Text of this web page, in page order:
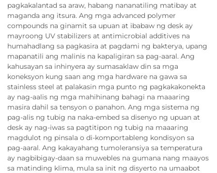
pagkakalantad sa araw, habang nananatiling matibay at
maganda ang itsura. Ang mga advanced polymer
compounds na ginamit sa upuan at ibabaw ng desk ay
mayroong UV stabilizers at antimicrobial additives na
humahadlang sa pagkasira at pagdami ng bakterya, upang
mapanatili ang malinis na kapaligiran sa pag-aaral. Ang
kahusayan sa inhinyera ay sumasaklaw din sa mga
koneksyon kung saan ang mga hardware na gawa sa
stainless steel at palakasin mga punto ng pagkakakonekta
ay nag-aalis ng mga mahihinang bahagi na maaaring
masira dahil sa tensyon o panahon. Ang mga sistema ng
pag-alis ng tubig na naka-embed sa disenyo ng upuan at
desk ay nag-iwas sa pagtitipon ng tubig na maaaring
magdulot ng pinsala o di-komportableng kondisyon sa
pag-aaral. Ang kakayahang tumoleransiya sa temperatura
ay nagbibigay-daan sa muwebles na gumana nang maayos
sa matinding klima, mula sa init ng disyerto na umaabot